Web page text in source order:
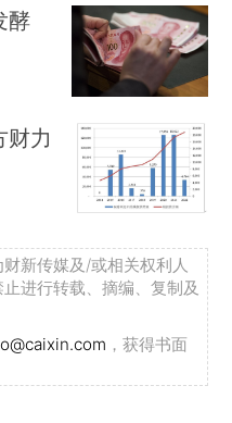
酵
财力
新传媒及/或相关权利人
进行转载、摘编、复制及
，获得书面